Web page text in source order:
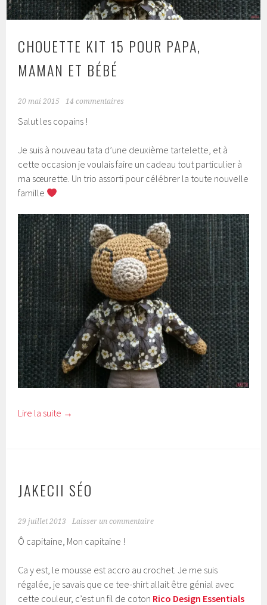
CHOUETTE KIT 15 POUR PAPA,
MAMAN ET BÉBÉ
20 mai 2015 14 commentaires
Salut les copains !
Je suis à nouveau tata d’une deuxième tartelette, et à
cette occasion je voulais faire un cadeau tout particulier à
ma sœurette. Un trio assorti pour célébrer la toute nouvelle
famille
Lire la suite →
JAKECII SÉO
29 juillet 2013 Laisser un commentaire
Ô capitaine, Mon capitaine !
Ca y est, le mousse est accro au crochet. Je me suis
régalée, je savais que ce tee-shirt allait être génial avec
cette couleur, c’est un fil de coton Rico Design Essentials